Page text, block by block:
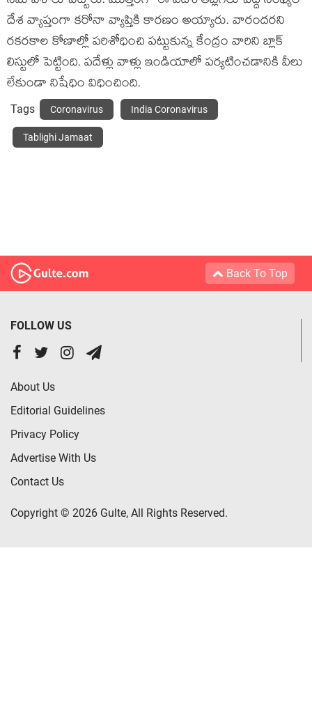
దేశ వ్యాప్తంగా కరోనా వ్యాప్తికి కారణం అయ్యారు. వారందరని
రకరకాల కోణాల్లో పరిశోధించి పట్టుకున్న కేంద్రం వారిని బ్లాక్
లిస్టులో పెట్టింది. పదేళ్లు వాళ్లు ఇండియాలో పర్యటించడానికి వీలు
లేకుండా నిషేధిం విధించింది.
Tags Coronavirus India Coronavirus
Tablighi Jamaat
Back To Top
FOLLOW US
About Us
Editorial Guidelines
Privacy Policy
Advertise With Us
Contact Us
Copyright © 2026 Gulte, All Rights Reserved.